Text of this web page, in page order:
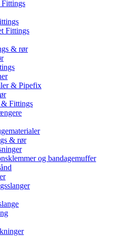
Fittings
& rør
& Pipefix
Fittings
& rør
og bandagemuffer